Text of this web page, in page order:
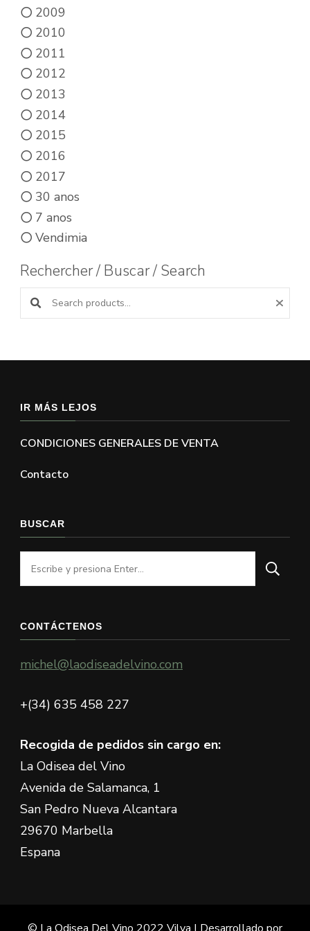
2009
2010
2011
2012
2013
2014
2015
2016
2017
30 anos
7 anos
Vendimia
Rechercher / Buscar / Search
Buscar productos:
IR MÁS LEJOS
CONDICIONES GENERALES DE VENTA
Contacto
BUSCAR
¿Buscas
algo?
CONTÁCTENOS
michel@laodiseadelvino.com
+(34) 635 458 227
Recogida de pedidos sin cargo en:
La Odisea del Vino
Avenida de Salamanca, 1
San Pedro Nueva Alcantara
29670 Marbella
Espana